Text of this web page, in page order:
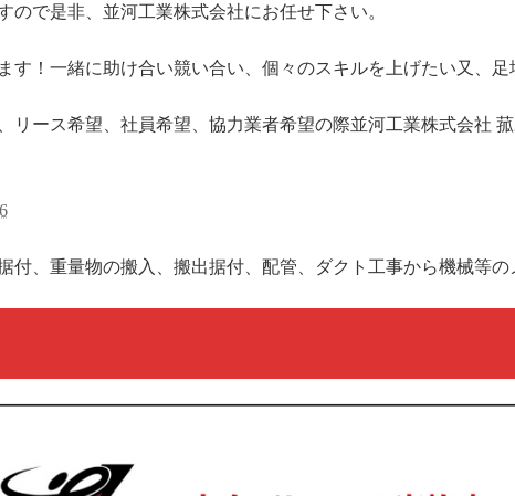
ので是非、並河工業株式会社にお任せ下さい。
す！一緒に助け合い競い合い、個々のスキルを上げたい又、
リース希望、社員希望、協力業者希望の際並河工業株式会社
付、重量物の搬入、搬出据付、配管、ダクト工事から機械等の